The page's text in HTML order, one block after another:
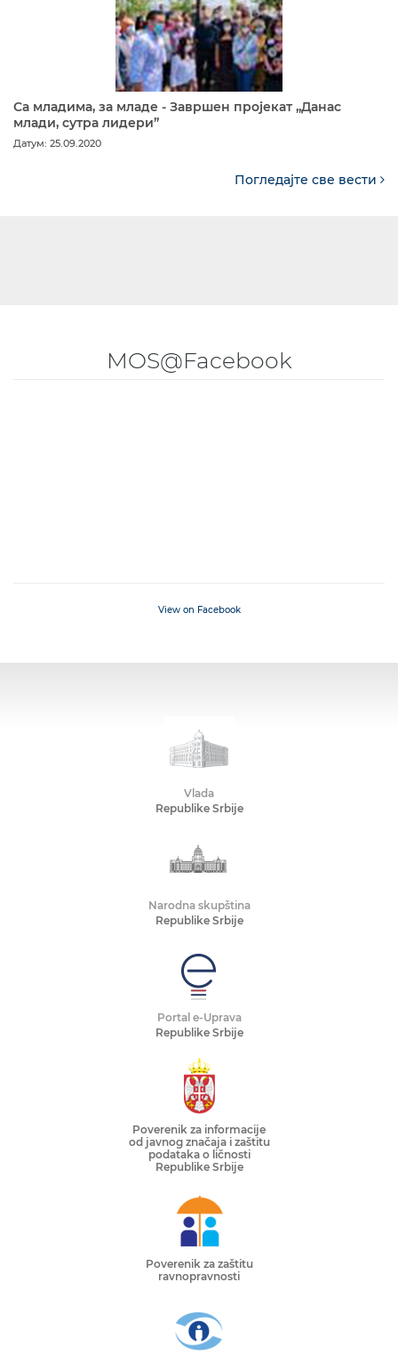
Са младима, за младе - Завршен пројекат „Данас
млади, сутра лидери”
Датум: 25.09.2020
Погледајте све вести
MOS@Facebook
View on Facebook
Vlada
Republike Srbije
Narodna skupština
Republike Srbije
Portal e-Uprava
Republike Srbije
Poverenik za informacije
od javnog značaja i zaštitu
podataka o ličnosti
Republike Srbije
Poverenik za zaštitu
ravnopravnosti